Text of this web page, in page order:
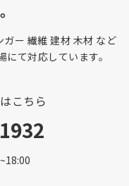
ー 繊維 建材 木材 など
て対応しています。
こちら